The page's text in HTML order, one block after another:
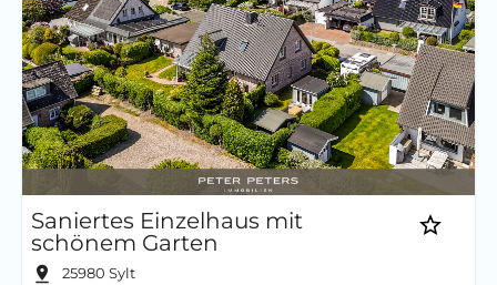
Saniertes Einzelhaus mit
schönem Garten
25980 Sylt